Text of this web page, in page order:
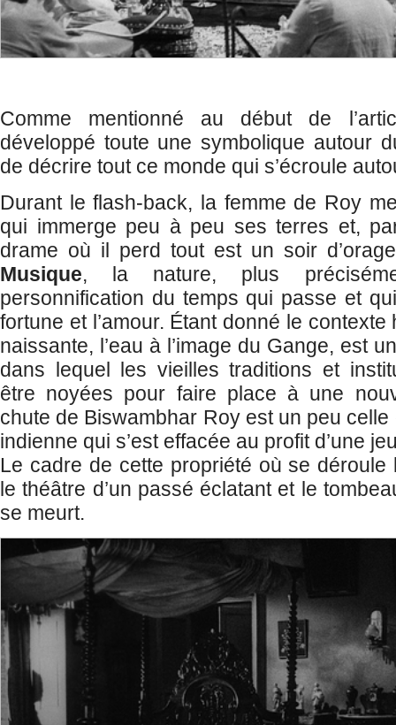
Comme mentionné au début de
développé toute une symbolique autour
de décrire tout ce monde qui s’écroule
Durant le flash-back, la femme de Roy
qui immerge peu à peu ses terres et,
drame où il perd tout est un soir
Musique, la nature, plus
personnification du temps qui passe et
fortune et l’amour. Étant donné le contexte
naissante, l’eau à l’image du Gange, est
dans lequel les vieilles traditions et
être noyées pour faire place à une
chute de Biswambhar Roy est un peu celle
indienne qui s’est effacée au profit d’une
Le cadre de cette propriété où se déroule
le théâtre d’un passé éclatant et le
se meurt.